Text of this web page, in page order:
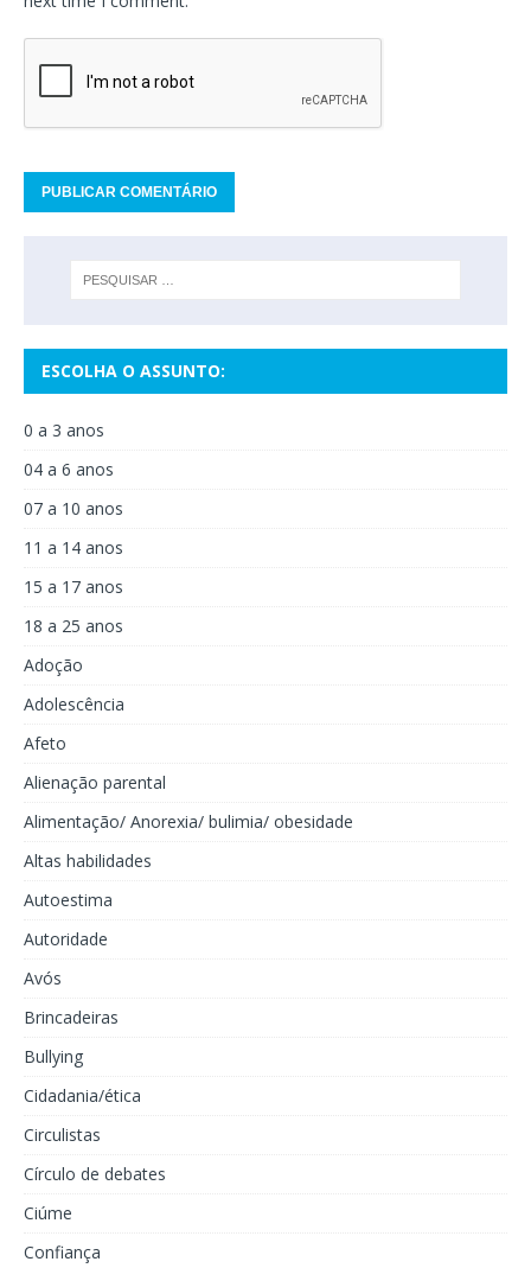
ESCOLHA O ASSUNTO:
0 a 3 anos
04 a 6 anos
07 a 10 anos
11 a 14 anos
15 a 17 anos
18 a 25 anos
Adoção
Adolescência
Afeto
Alienação parental
Alimentação/ Anorexia/ bulimia/ obesidade
Altas habilidades
Autoestima
Autoridade
Avós
Brincadeiras
Bullying
Cidadania/ética
Circulistas
Círculo de debates
Ciúme
Confiança